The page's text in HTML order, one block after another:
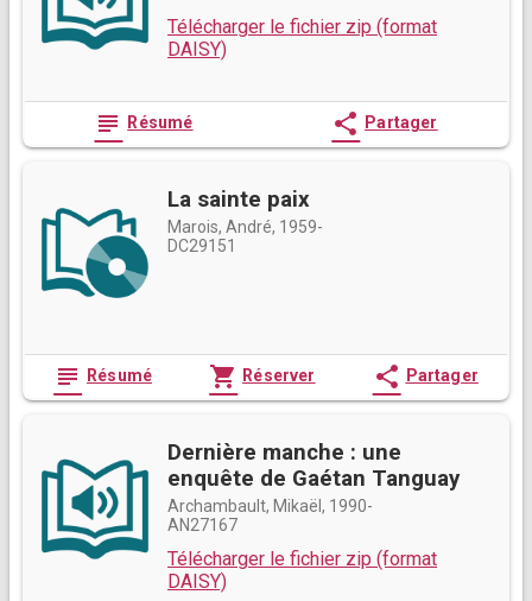
Télécharger le fichier zip (format
DAISY)
subject Résumé share Partager
La sainte paix
Marois, André, 1959-
DC29151
subject Résumé shopping_cart Réserver share Partager
Dernière manche : une
enquête de Gaétan Tanguay
Archambault, Mikaël, 1990-
AN27167
Télécharger le fichier zip (format
DAISY)